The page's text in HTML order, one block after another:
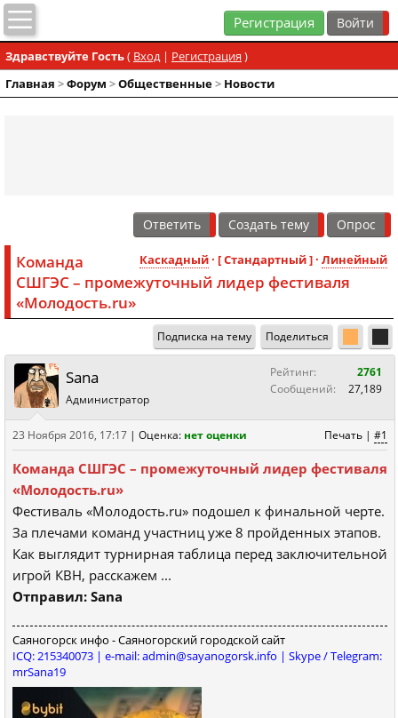
Регистрация
Здравствуйте Гость( Вход| Регистрация )
Главная >Форум >Общественные> Новости
Ответить Создать тему Опрос
Каскадный· [ Стандартный ] · Линейный
Команда
СШГЭС – промежуточный лидер фестиваля
«Молодость.ru»
Подписка на тему Поделиться
Sana
Администратор
Рейтинг:
2761
Сообщений:
27,189
Печать | #1
23 Ноября 2016, 17:17 | Оценка: нет оценки
Команда СШГЭС – промежуточный лидер фестиваля
«Молодость.ru»
Фестиваль «Молодость.ru» подошел к финальной черте.
За плечами команд участниц уже 8 пройденных этапов.
Как выглядит турнирная таблица перед заключительной
игрой КВН, расскажем ...
Отправил: Sana
Саяногорск инфо - Саяногорский городской сайт
ICQ: 215340073 | e-mail: admin@sayanogorsk.info | Skype / Telegram:
mrSana19